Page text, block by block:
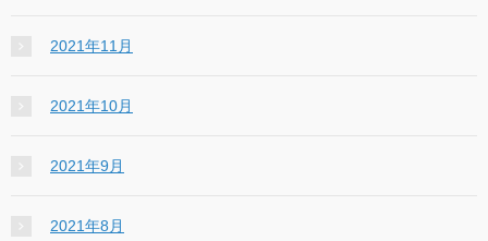
2021年11月
2021年10月
2021年9月
2021年8月